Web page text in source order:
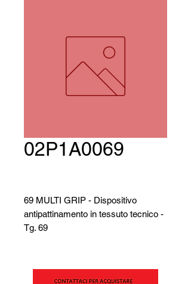
02P1A0069
69 MULTI GRIP - Dispositivo
antipattinamento in tessuto tecnico -
Tg. 69